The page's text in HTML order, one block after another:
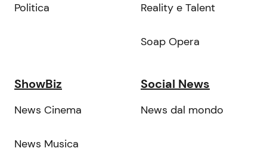
Politica Reality e Talent
Soap Opera
ShowBiz
News Cinema
News Musica
Social News
News dal mondo